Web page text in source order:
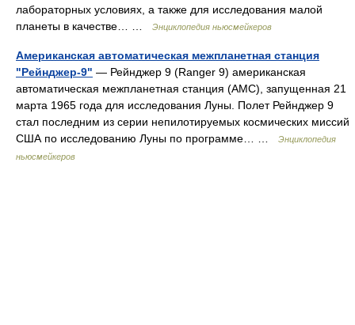
лабораторных условиях, а также для исследования малой
планеты в качестве… …
Энциклопедия ньюсмейкеров
Американская автоматическая межпланетная станция
"Рейнджер-9" — Рейнджер 9 (Ranger 9) американская
автоматическая межпланетная станция (АМС), запущенная 21
марта 1965 года для исследования Луны. Полет Рейнджер 9
стал последним из серии непилотируемых космических миссий
США по исследованию Луны по программе… …
Энциклопедия
ньюсмейкеров